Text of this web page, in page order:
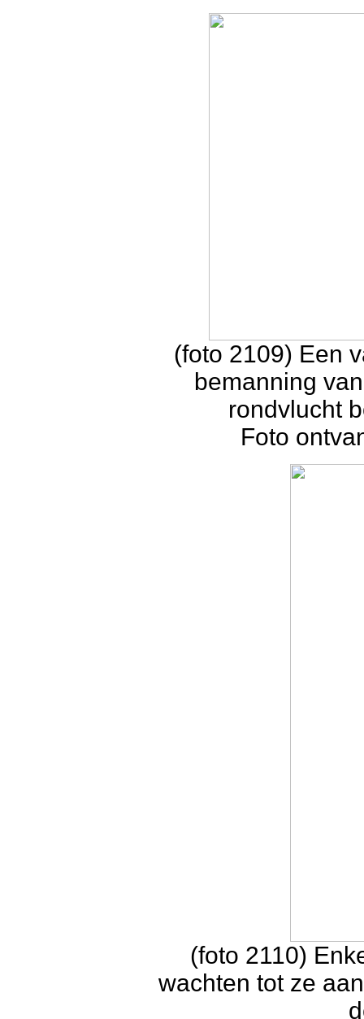
(foto 2109) Een
bemanning
rondvlucht
Foto
(foto 2110)
wachten tot ze